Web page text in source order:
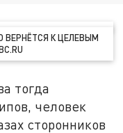
ВЕРНЁТСЯ К ЦЕЛЕВЫМ
тогда
человек
сторонников